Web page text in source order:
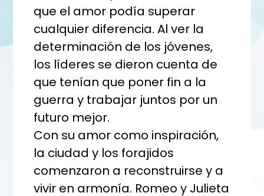
que el amor podía superar
cualquier diferencia. Al ver la
determinación de los jóvenes,
los líderes se dieron cuenta de
que tenían que poner fin a la
guerra y trabajar juntos por un
futuro mejor.
Con su amor como inspiración,
la ciudad y los forajidos
comenzaron a reconstruirse y a
vivir en armonía. Romeo y Julieta